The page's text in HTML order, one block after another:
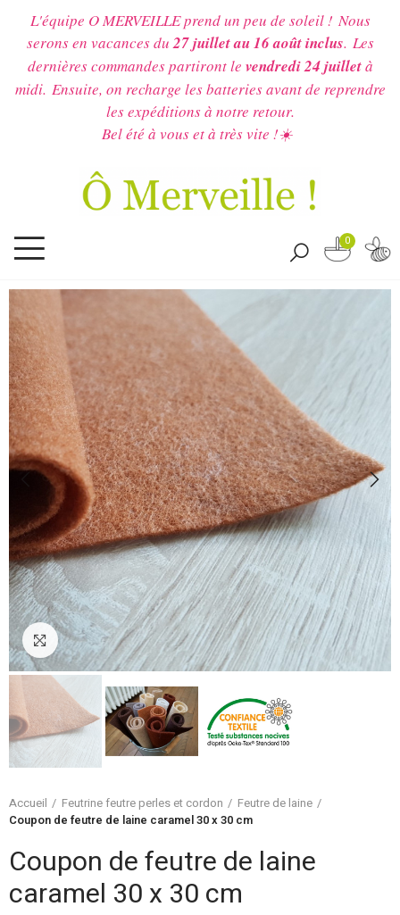
L'équipe O MERVEILLE prend un peu de soleil ! Nous
serons en vacances du27 juillet au 16 août inclus. Les
dernières commandes partiront le vendredi 24 juilletà
midi. Ensuite, on recharge les batteries avant de reprendre
les expéditions à notre retour.
Bel été à vous et à très vite !☀️
0
Cliquez pour agrandir
Accueil Feutrine feutre perles et cordon
Feutre de laine
Coupon de feutre de laine caramel 30 x 30 cm
Coupon de feutre de laine
caramel 30 x 30 cm